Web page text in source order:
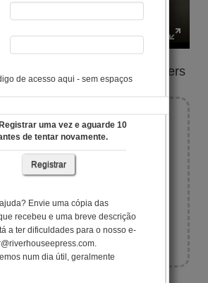
sobre o Style Matters
tem sido um grande
benefício? Ter o que já sabia
no papel. Um verdadeiro
e compreensão. Eu li
meu marido para ajudá-lo a
Advogada Calgary
03 August 2021
de acesso aqui - sem espaços
uma vez e aguarde 10
de tentar novamente.
Registrar
Envie uma cópia das
recebeu e uma breve descrição
a ter dificuldades para o nosso e-
num dia útil, geralmente